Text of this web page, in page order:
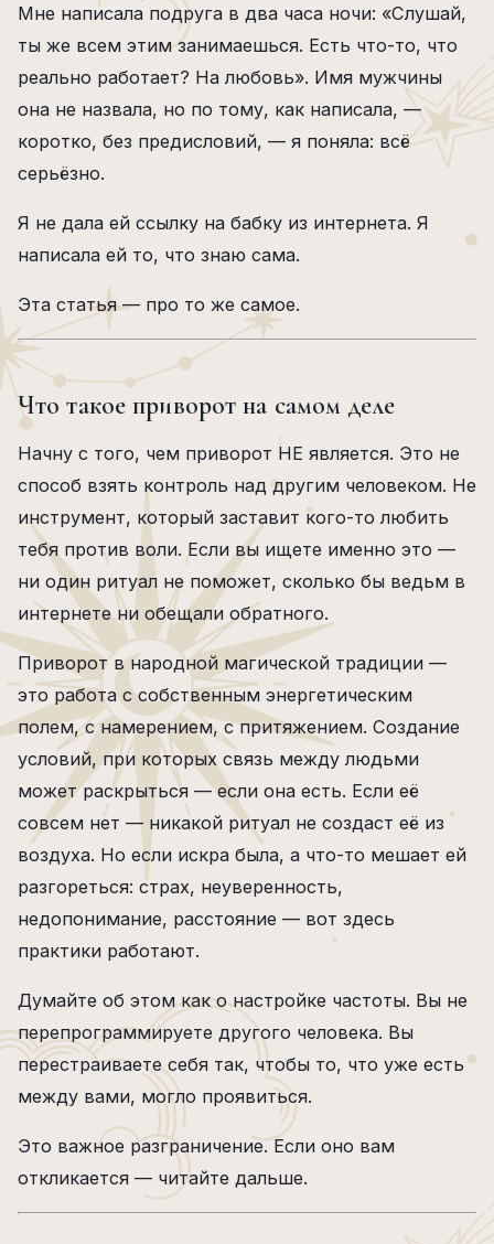
Мне написала подруга в два часа ночи: «Слушай,
ты же всем этим занимаешься. Есть что-то, что
реально работает? На любовь». Имя мужчины
она не назвала, но по тому, как написала, —
коротко, без предисловий, — я поняла: всё
серьёзно.
Я не дала ей ссылку на бабку из интернета. Я
написала ей то, что знаю сама.
Эта статья — про то же самое.
Что такое приворот на самом деле
Начну с того, чем приворот НЕ является. Это не
способ взять контроль над другим человеком. Не
инструмент, который заставит кого-то любить
тебя против воли. Если вы ищете именно это —
ни один ритуал не поможет, сколько бы ведьм в
интернете ни обещали обратного.
Приворот в народной магической традиции —
это работа с собственным энергетическим
полем, с намерением, с притяжением. Создание
условий, при которых связь между людьми
может раскрыться — если она есть. Если её
совсем нет — никакой ритуал не создаст её из
воздуха. Но если искра была, а что-то мешает ей
разгореться: страх, неуверенность,
недопонимание, расстояние — вот здесь
практики работают.
Думайте об этом как о настройке частоты. Вы не
перепрограммируете другого человека. Вы
перестраиваете себя так, чтобы то, что уже есть
между вами, могло проявиться.
Это важное разграничение. Если оно вам
откликается — читайте дальше.